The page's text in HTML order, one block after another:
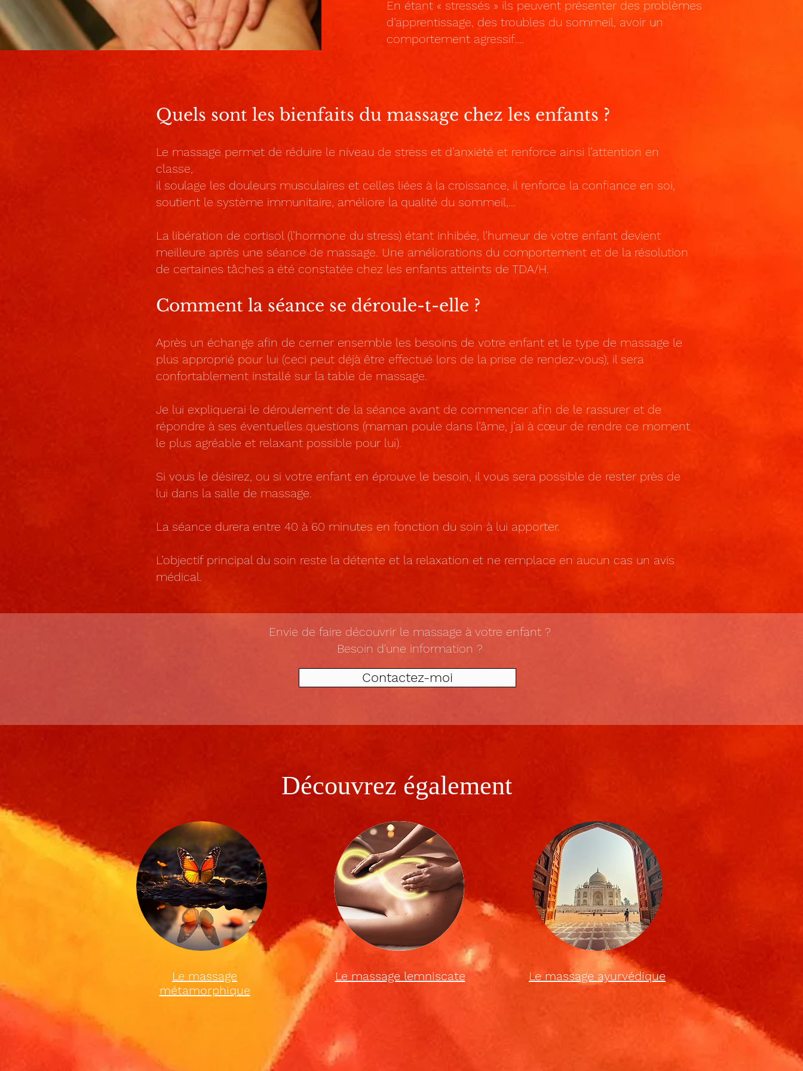
En étant « stressés » ils peuvent présenter des problèmes
d’apprentissage, des troubles du sommeil, avoir un
comportement agressif….
Quels sont les bienfaits du massage chez les enfants ?
Le massage permet de réduire le niveau de stress et d’anxiété et renforce ainsi l’attention en
classe,
il soulage les douleurs musculaires et celles liées à la croissance, il renforce la confiance en soi,
soutient le système immunitaire, améliore la qualité du sommeil,...
La libération de cortisol (l’hormone du stress) étant inhibée, l’humeur de votre enfant devient
meilleure après une séance de massage. Une améliorations du comportement et de la résolution
de certaines tâches a été constatée chez les enfants atteints de TDA/H.
Comment la séance se déroule-t-elle ?
Après un échange afin de cerner ensemble les besoins de votre enfant et le type de massage le
plus approprié pour lui (ceci peut déjà être effectué lors de la prise de rendez-vous), il sera
confortablement installé sur la table de massage.
Je lui expliquerai le déroulement de la séance avant de commencer afin de le rassurer et de
répondre à ses éventuelles questions (maman poule dans l’âme, j’ai à cœur de rendre ce moment
le plus agréable et relaxant possible pour lui).
Si vous le désirez, ou si votre enfant en éprouve le besoin, il vous sera possible de rester près de
lui dans la salle de massage.
La séance durera entre 40 à 60 minutes en fonction du soin à lui apporter.
L’objectif principal du soin reste la détente et la relaxation et ne remplace en aucun cas un avis
médical.
Envie de faire découvrir le massage à votre enfant ?
Besoin d'une information ?
Contactez-moi
Découvrez également
Le massage
métamorphique
Le massage lemniscate Le massage ayurvédique